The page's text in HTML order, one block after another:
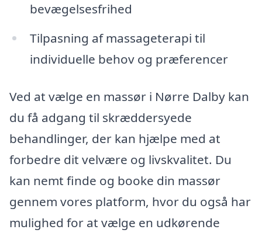
bevægelsesfrihed
Tilpasning af massageterapi til
individuelle behov og præferencer
Ved at vælge en massør i Nørre Dalby kan
du få adgang til skræddersyede
behandlinger, der kan hjælpe med at
forbedre dit velvære og livskvalitet. Du
kan nemt finde og booke din massør
gennem vores platform, hvor du også har
mulighed for at vælge en udkørende